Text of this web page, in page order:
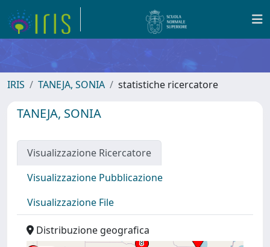
IRIS TANEJA, SONIA statistiche ricercatore
TANEJA, SONIA
Visualizzazione Ricercatore
Visualizzazione Pubblicazione
Visualizzazione File
Distribuzione geografica